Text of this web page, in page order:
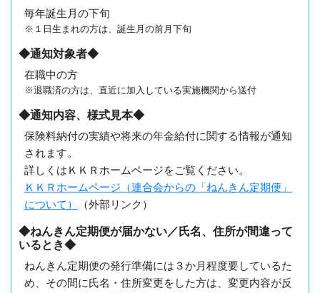
毎年誕生月の下旬
※１日生まれの方は、誕生月の前月下旬
◆通知対象者◆
在職中の方
※退職済の方は、直近に加入している実施機関から送付
◆通知内容、様式見本◆
保険料納付の実績や将来の年金給付に関する情報が通知
されます。
詳しくはＫＫＲホームページをご覧ください。
ＫＫＲホームページ（連合会からの「ねんきん定期便」
について）
（外部リンク）
◆ねんきん定期便が届かない／氏名、住所が間違って
いるとき◆
ねんきん定期便の発行準備には３か月程度要しているた
め、その間に氏名・住所変更をした方は、変更内容が反